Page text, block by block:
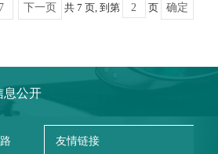
7
下一页 共 7 页, 到第 页 确定
息公开